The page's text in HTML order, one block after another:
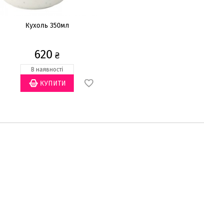
Кухоль 350мл
620 ₴
В наявності